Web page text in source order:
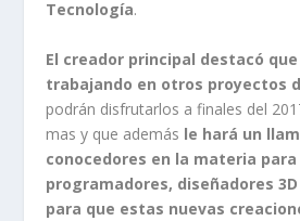
Tecnología.
El creador principal destacó
trabajando en otros proyectos
podrán disfrutarlos a finales del
mas y que además le hará un
conocedores en la materia
programadores, diseñadores
para que estas nuevas